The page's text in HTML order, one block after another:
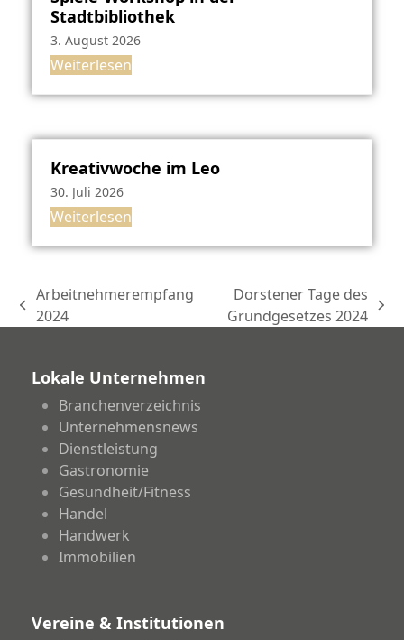
Stadtbibliothek
3. August 2026
Weiterlesen
Kreativwoche im Leo
30. Juli 2026
Weiterlesen
vorheriger
Arbeitnehmerempfang
2024
Nächster
Dorstener Tage des
Grundgesetzes 2024
Lokale Unternehmen
Branchenverzeichnis
Unternehmensnews
Dienstleistung
Gastronomie
Gesundheit/Fitness
Handel
Handwerk
Immobilien
Vereine & Institutionen